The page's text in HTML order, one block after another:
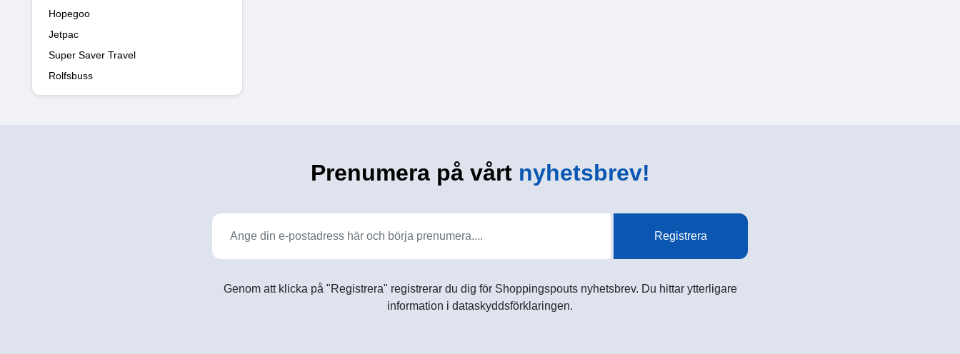
Hopegoo
Jetpac
Super Saver Travel
Rolfsbuss
Prenumera på vårtnyhetsbrev!
Registrera
Genom att klicka på "Registrera" registrerar du dig för Shoppingspouts nyhetsbrev. Du hittar ytterligare
information i dataskyddsförklaringen.